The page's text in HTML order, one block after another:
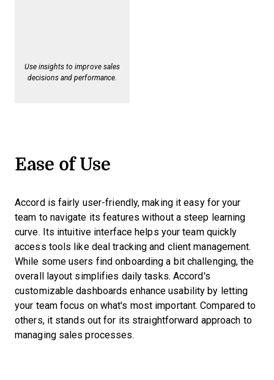
Use insights to improve sales
decisions and performance.
Ease of Use
Accord is fairly user-friendly, making it easy for your
team to navigate its features without a steep learning
curve. Its intuitive interface helps your team quickly
access tools like deal tracking and client management.
While some users find onboarding a bit challenging, the
overall layout simplifies daily tasks. Accord's
customizable dashboards enhance usability by letting
your team focus on what's most important. Compared to
others, it stands out for its straightforward approach to
managing sales processes.